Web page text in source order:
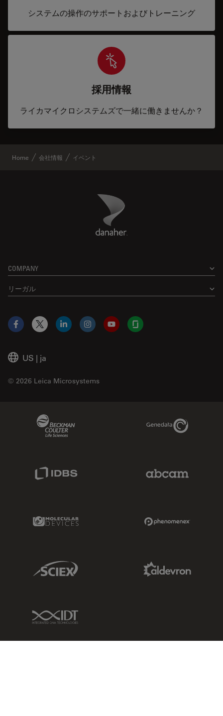
システムの操作のサポートおよびトレーニング
採用情報
ライカマイクロシステムズで一緒に働きませんか？
Home 会社情報 イベント
Danaher Logo
COMPANY
リーガル
US | ja
© 2026 Leica Microsystems
Facebook
X LinkedInInstagramYouTubeGlassdoor
Genedata Link
IDBS Link
Molecular Devices Link
Sciex Link
IDT Link